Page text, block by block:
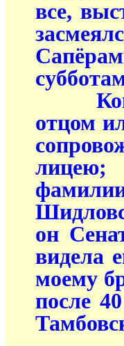
все,
Когда
отцом
лицею;
он
видела
моему
после